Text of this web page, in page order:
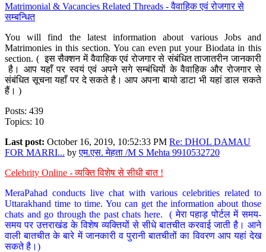
Matrimonial & Vacancies Related Threads - वैवाहिक एवं रोजगार से
सम्बन्धित
You will find the latest information about various Jobs and
Matrimonies in this section. You can even put your Biodata in this
section. ( इस सैक्शन में वैवाहिक एवं रोजगार से संबंधित ताजातरीन जानकारी
है। आप यहाँ पर स्वयं एवं अपने सगे सम्बंधियों के वैवाहिक और रोजगार से
संबंधित सूचना यहाँ पर दे सकते है। आप अपना बायो डाटा भी यहां डाल सकते
हैं। )
Posts: 439
Topics: 10
Last post: October 16, 2019, 10:52:33 PM Re: DHOL DAMAU
FOR MARRI... byएम.एस. मेहता /M S Mehta 9910532720
Celebrity Online - व्यक्ति विशेष से सीधी बात !
MeraPahad conducts live chat with various celebrities related to
Uttarakhand time to time. You can get the information about those
chats and go through the past chats here. ( मेरा पहाड़ पोर्टल में समय-
समय पर उत्तराखंड के विशेष व्यक्तियों से सीधे बातचीत करवाई जाती है। आने
वाली बातचीत के बारे में जानकारी व पुरानी बातचीतों का विवरण आप यहां देख
सकते है।)